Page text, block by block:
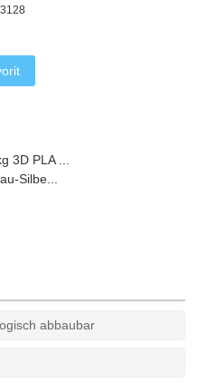
3D PLA ...
Silbe...
abbaubar